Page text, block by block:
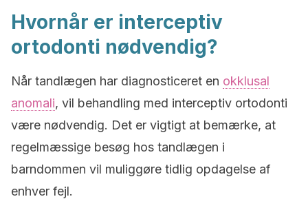
Hvornår er interceptiv
ortodonti nødvendig?
Når tandlægen har diagnosticeret en okklusal
anomali, vil behandling med interceptiv ortodonti
være nødvendig. Det er vigtigt at bemærke, at
regelmæssige besøg hos tandlægen i
barndommen vil muliggøre tidlig opdagelse af
enhver fejl.